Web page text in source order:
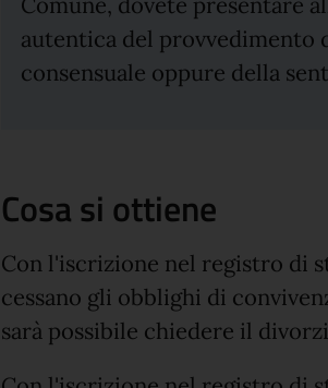
autentica del provvedimento
consensuale oppure della
Cosa si ottiene
Con l'iscrizione nel registro di
cessano gli obblighi di
sarà possibile chiedere il